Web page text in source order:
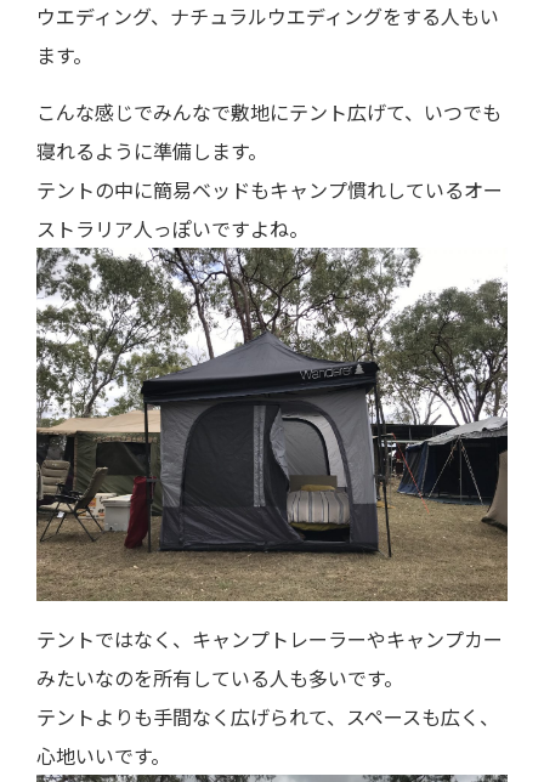
ウエディング、ナチュラルウエディングをする人もい
ます。
こんな感じでみんなで敷地にテント広げて、いつでも
寝れるように準備します。
テントの中に簡易ベッドもキャンプ慣れしているオー
ストラリア人っぽいですよね。
テントではなく、キャンプトレーラーやキャンプカー
みたいなのを所有している人も多いです。
テントよりも手間なく広げられて、スペースも広く、
心地いいです。